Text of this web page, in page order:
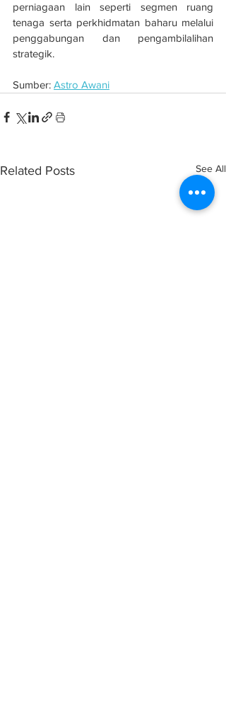
perniagaan lain seperti segmen ruang
tenaga serta perkhidmatan baharu melalui
penggabungan dan pengambilalihan
strategik.
Sumber: Astro Awani
Related Posts See All